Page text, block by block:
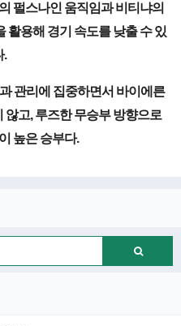
펄스나인 움직임과 비티냐의
활용해 경기 속도를 낮출 수 있
.
관리에 집중하면서 바이에른
고, 루즈한 무승부 방향으로
높은 승부다.